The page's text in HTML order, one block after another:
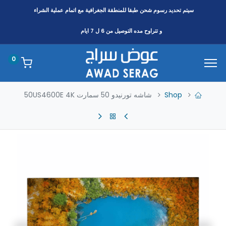
سيتم تحديد رسوم شحن طبقا للمنطقةالجغرافية مع اتمام عملية الشراء
و تتراوح مده التوصيل من 6 ل 7 ايام
0
Shop شاشه تورنيدو 50 سمارت 50US4600E 4K